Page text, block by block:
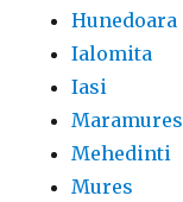
Hunedoara
Ialomita
Iasi
Maramures
Mehedinti
Mures